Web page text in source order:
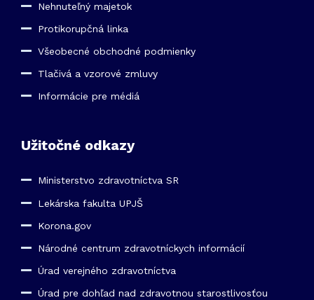
Nehnuteľný majetok
Protikorupčná linka
Všeobecné obchodné podmienky
Tlačivá a vzorové zmluvy
Informácie pre médiá
Užitočné odkazy
Ministerstvo zdravotníctva SR
Lekárska fakulta UPJŠ
Korona.gov
Národné centrum zdravotníckych informácií
Úrad verejného zdravotníctva
Úrad pre dohľad nad zdravotnou starostlivosťou